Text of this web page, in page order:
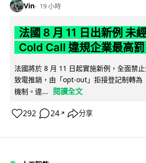
Vin 19 小時
法國 8 月 11 日出新例 未
Cold Call 違規企業最高
法國將於 8 月 11 日起實施新例，全面禁
致電推銷，由「opt-out」拒接登記制轉為
機制。違...
閱讀全文
292 24 ↗ 分享